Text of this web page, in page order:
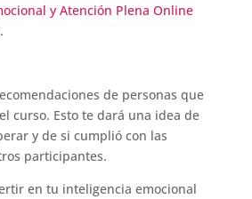
y Atención Plena Online
de personas que
curso. Esto te dará una idea de
y de si cumplió con las
participantes.
en tu inteligencia emocional